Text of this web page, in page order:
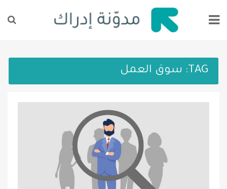
TAG: سوق العمل